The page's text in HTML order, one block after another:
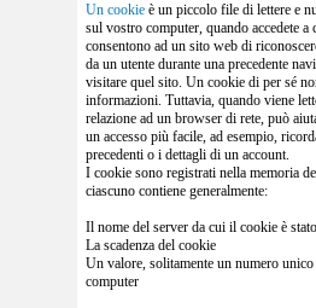
Un cookie è un piccolo file di lettere e
sul vostro computer, quando accedete
consentono ad un sito web di
da un utente durante una precedente
visitare quel sito. Un cookie di per sé
informazioni. Tuttavia, quando viene
relazione ad un browser di rete, può
un accesso più facile, ad esempio,
precedenti o i dettagli di un account.
I cookie sono registrati nella memoria
ciascuno contiene generalmente:
Il nome del server da cui il cookie è
La scadenza del cookie
Un valore, solitamente un numero unico
computer